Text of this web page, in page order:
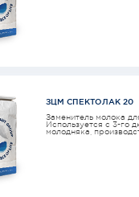
ЗЦМ СПЕКТОЛАК 20
Заменитель молока
Используется с 3-го
молодняка,